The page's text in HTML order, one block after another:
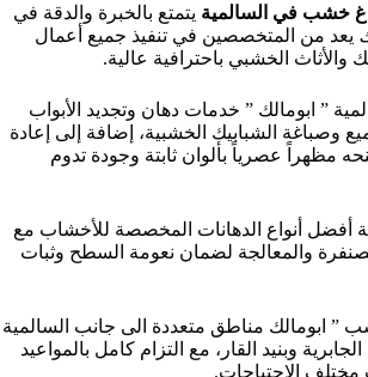
خشب في السالمية يتمتع بالخبرة والدقة في
يعد من المتخصصين في تنفيذ جميع أعمال
والأثاث الخشبي باحترافية عالية.
” ابومالك ” خدمات دهان وتجديد الأبواب
وصباغة الشبابيك الخشبية، إضافة إلى إعادة
مظهراً عصرياً بألوان ثابتة وجودة تدوم
أفضل أنواع الدهانات المخصصة للأخشاب مع
والمعالجة لضمان نعومة السطح وثبات
ابومالك مناطق متعددة الى جانب السالمية
وبنيد القار، مع التزام كامل بالمواعيد
الاحتياجات.